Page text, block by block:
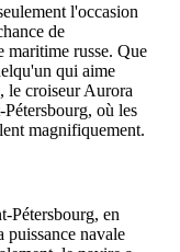
l'occasion
de
maritime russe. Que
qui aime
le croiseur Aurora
où les
magnifiquement.
Pétersbourg, en
puissance navale